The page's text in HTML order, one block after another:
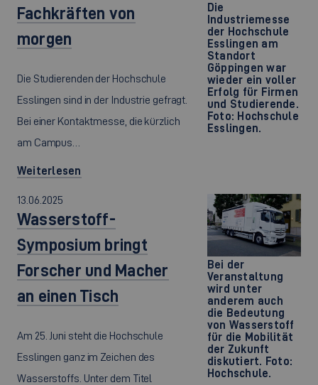
Die
Industriemesse
der Hochschule
Esslingen am
Standort
Göppingen war
wieder ein voller
Erfolg für Firmen
und Studierende.
Foto: Hochschule
Esslingen.
Fachkräften von
morgen
Die Studierenden der Hochschule
Esslingen sind in der Industrie gefragt.
Bei einer Kontaktmesse, die kürzlich
am Campus…
Weiterlesen
Bei der
Veranstaltung
wird unter
anderem auch
die Bedeutung
von Wasserstoff
für die Mobilität
der Zukunft
diskutiert. Foto:
Hochschule.
13.06.2025
Wasserstoff-
Symposium bringt
Forscher und Macher
an einen Tisch
Am 25. Juni steht die Hochschule
Esslingen ganz im Zeichen des
Wasserstoffs. Unter dem Titel